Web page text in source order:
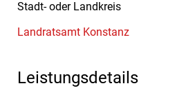
Stadt- oder Landkreis
Landratsamt Konstanz
Leistungsdetails